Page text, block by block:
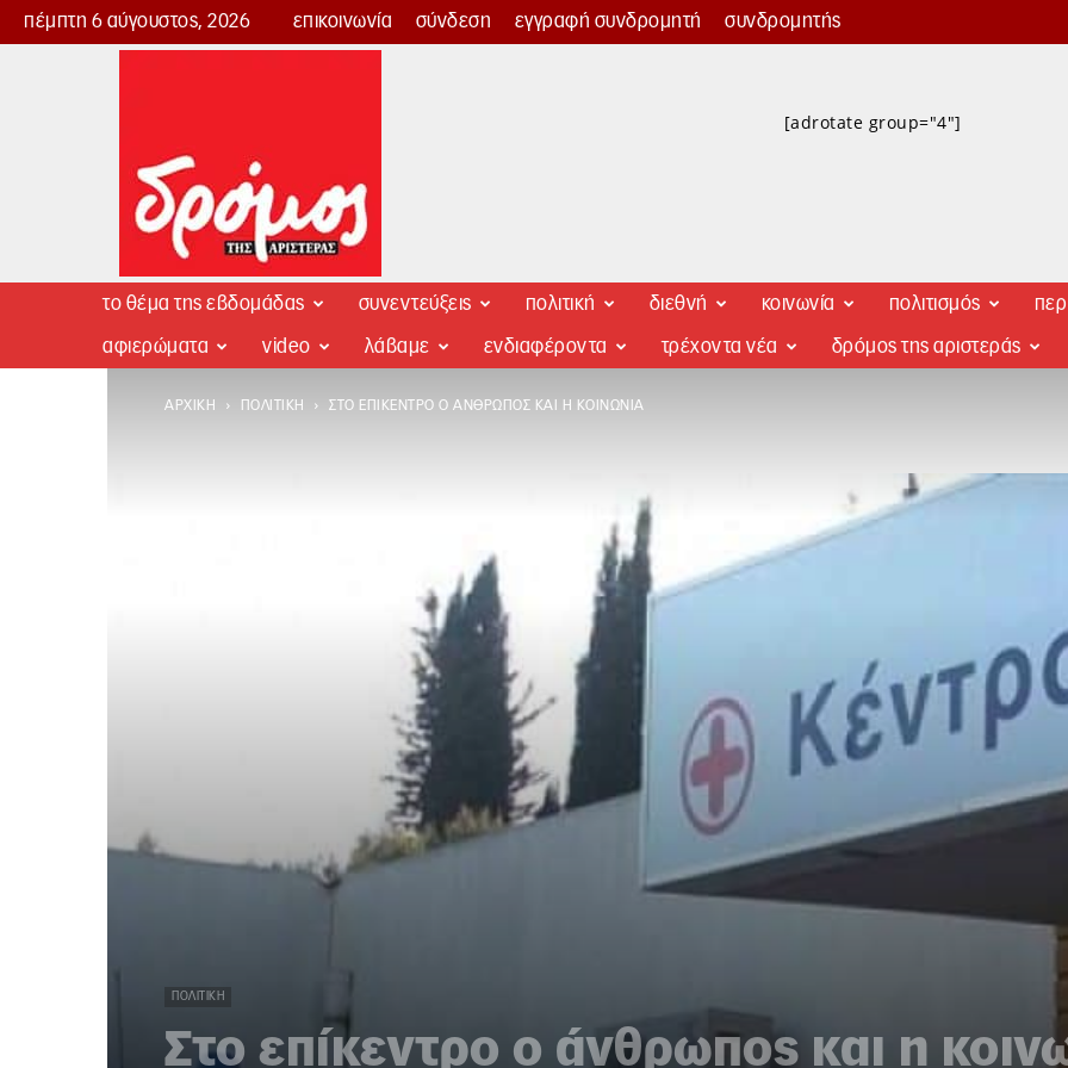
πέμπτη 6 αύγουστος, 2026 επικοινωνία σύνδεση εγγραφή συνδρομητή συνδρομητής
Δρόμος
[adrotate group="4"]
το θέμα της εβδομάδας συνεντεύξεις πολιτική διεθνή κοινωνία πολιτισμός
αφιερώματα video λάβαμε ενδιαφέροντα τρέχοντα νέα δρόμος της αριστεράς
ΑΡΧΙΚΉ ΠΟΛΙΤΙΚΉ ΣΤΟ ΕΠΊΚΕΝΤΡΟ Ο ΆΝΘΡΩΠΟΣ ΚΑΙ Η ΚΟΙΝΩΝΊΑ
ΠΟΛΙΤΙΚΉ
Στο επίκεντρο ο άνθρωπος και η